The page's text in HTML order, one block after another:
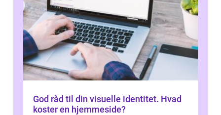
God råd til din visuelle identitet. Hvad
koster en hjemmeside?